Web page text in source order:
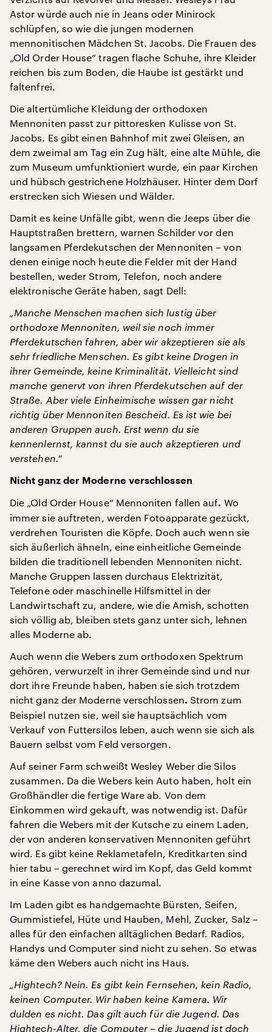
Astor würde auch nie in Jeans oder Minirock
schlüpfen, so wie die jungen modernen
mennonitischen Mädchen St. Jacobs. Die Frauen des
„Old Order House“ tragen flache Schuhe, ihre Kleider
reichen bis zum Boden, die Haube ist gestärkt und
faltenfrei.
Die altertümliche Kleidung der orthodoxen
Mennoniten passt zur pittoresken Kulisse von St.
Jacobs. Es gibt einen Bahnhof mit zwei Gleisen, an
dem zweimal am Tag ein Zug hält, eine alte Mühle, die
zum Museum umfunktioniert wurde, ein paar Kirchen
und hübsch gestrichene Holzhäuser. Hinter dem Dorf
erstrecken sich Wiesen und Wälder.
Damit es keine Unfälle gibt, wenn die Jeeps über die
Hauptstraßen brettern, warnen Schilder vor den
langsamen Pferdekutschen der Mennoniten – von
denen einige noch heute die Felder mit der Hand
bestellen, weder Strom, Telefon, noch andere
elektronische Geräte haben, sagt Dell:
„Manche Menschen machen sich lustig über
orthodoxe Mennoniten, weil sie noch immer
Pferdekutschen fahren, aber wir akzeptieren sie als
sehr friedliche Menschen. Es gibt keine Drogen in
ihrer Gemeinde, keine Kriminalität. Vielleicht sind
manche genervt von ihren Pferdekutschen auf der
Straße. Aber viele Einheimische wissen gar nicht
richtig über Mennoniten Bescheid. Es ist wie bei
anderen Gruppen auch. Erst wenn du sie
kennenlernst, kannst du sie auch akzeptieren und
verstehen.“
Nicht ganz der Moderne verschlossen
Die „Old Order House“ Mennoniten fallen auf. Wo
immer sie auftreten, werden Fotoapparate gezückt,
verdrehen Touristen die Köpfe. Doch auch wenn sie
sich äußerlich ähneln, eine einheitliche Gemeinde
bilden die traditionell lebenden Mennoniten nicht.
Manche Gruppen lassen durchaus Elektrizität,
Telefone oder maschinelle Hilfsmittel in der
Landwirtschaft zu, andere, wie die Amish, schotten
sich völlig ab, bleiben stets ganz unter sich, lehnen
alles Moderne ab.
Auch wenn die Webers zum orthodoxen Spektrum
gehören, verwurzelt in ihrer Gemeinde sind und nur
dort ihre Freunde haben, haben sie sich trotzdem
nicht ganz der Moderne verschlossen. Strom zum
Beispiel nutzen sie, weil sie hauptsächlich vom
Verkauf von Futtersilos leben, auch wenn sie sich als
Bauern selbst vom Feld versorgen.
Auf seiner Farm schweißt Wesley Weber die Silos
zusammen. Da die Webers kein Auto haben, holt ein
Großhändler die fertige Ware ab. Von dem
Einkommen wird gekauft, was notwendig ist. Dafür
fahren die Webers mit der Kutsche zu einem Laden,
der von anderen konservativen Mennoniten geführt
wird. Es gibt keine Reklametafeln, Kreditkarten sind
hier tabu – gerechnet wird im Kopf, das Geld kommt
in eine Kasse von anno dazumal.
Im Laden gibt es handgemachte Bürsten, Seifen,
Gummistiefel, Hüte und Hauben, Mehl, Zucker, Salz –
alles für den einfachen alltäglichen Bedarf. Radios,
Handys und Computer sind nicht zu sehen. So etwas
käme den Webers auch nicht ins Haus.
„Hightech? Nein. Es gibt kein Fernsehen, kein Radio,
keinen Computer. Wir haben keine Kamera. Wir
dulden es nicht. Das gilt auch für die Jugend. Das
Hightech-Alter, die Computer – die Jugend ist doch